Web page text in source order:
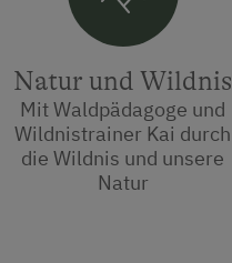
Natur und Wildnis
Mit Waldpädagoge und
Wildnistrainer Kai durch
die Wildnis und unsere
Natur